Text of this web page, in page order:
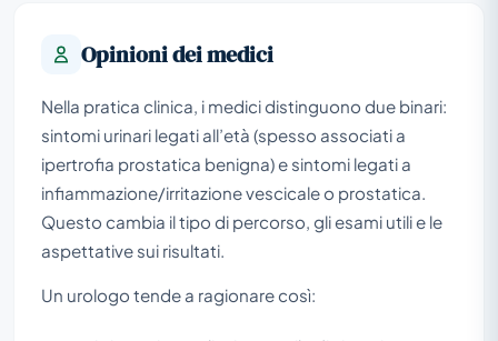
Opinioni dei medici
Nella pratica clinica, i medici distinguono due binari:
sintomi urinari legati all’età (spesso associati a
ipertrofia prostatica benigna) e sintomi legati a
infiammazione/irritazione vescicale o prostatica.
Questo cambia il tipo di percorso, gli esami utili e le
aspettative sui risultati.
Un urologo tende a ragionare così: